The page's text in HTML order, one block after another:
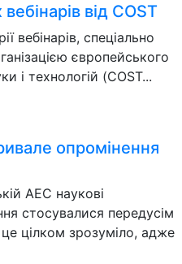
від COST
вебінарів, спеціально
європейського
і технологій (COST...
опромінення
АЕС наукові
стосувалися передусім
це цілком зрозуміло, адже